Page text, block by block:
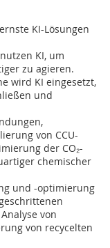
KI-Lösungen
KI, um
zu agieren.
wird KI eingesetzt,
und
von CCU-
der CO₂-
chemischer
und -optimierung
von
von recycelten